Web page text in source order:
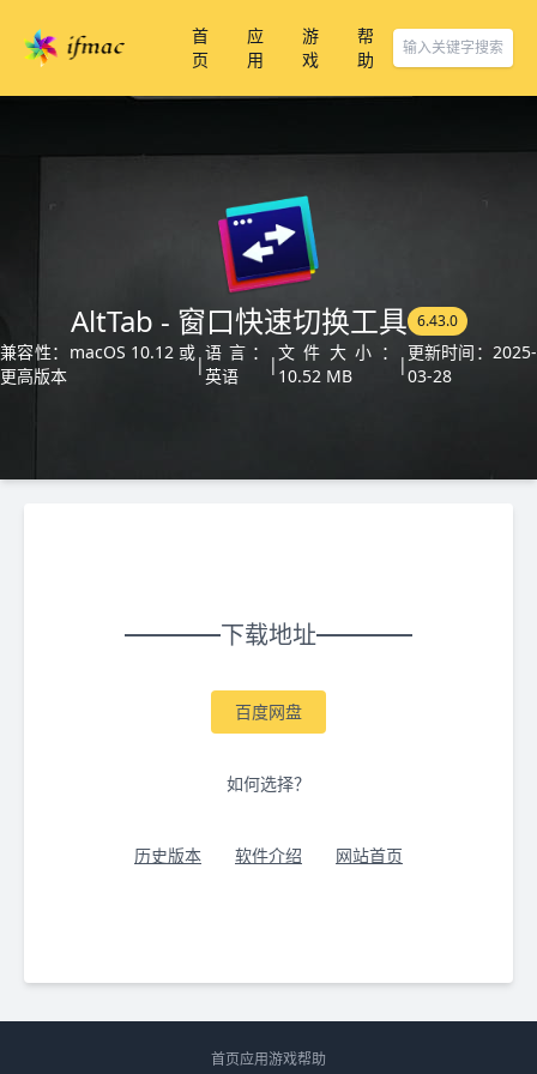
首
页
应
用
游
戏
帮
助
AltTab - 窗口快速切换工具 6.43.0
兼容性：macOS 10.12 或
更高版本
|
语言：
英语
|
文件大小：
10.52 MB
|
更新时间：2025-
03-28
下载地址
百度网盘
如何选择？
历史版本 软件介绍 网站首页
首页应用游戏帮助